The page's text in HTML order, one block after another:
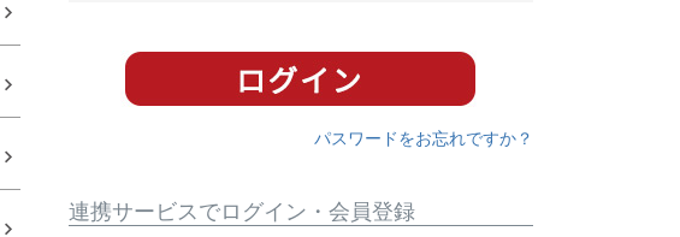
パスワードをお忘れですか？
連携サービスでログイン・会員登録